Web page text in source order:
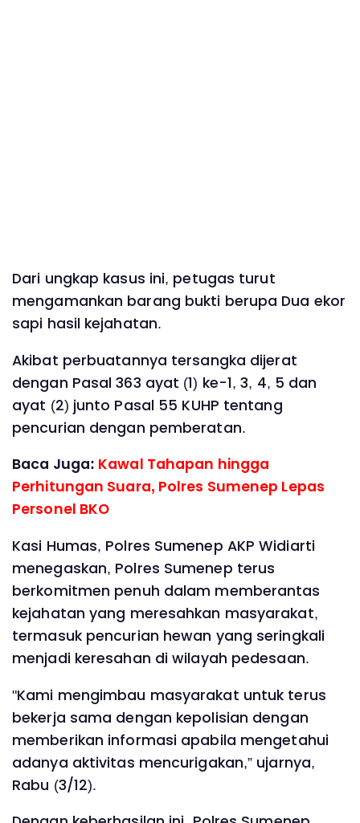
Dari ungkap kasus ini, petugas turut
mengamankan barang bukti berupa Dua ekor
sapi hasil kejahatan.
Akibat perbuatannya tersangka dijerat
dengan Pasal 363 ayat (1) ke-1, 3, 4, 5 dan
ayat (2) junto Pasal 55 KUHP tentang
pencurian dengan pemberatan.
Baca Juga: Kawal Tahapan hingga
Perhitungan Suara, Polres Sumenep Lepas
Personel BKO
Kasi Humas, Polres Sumenep AKP Widiarti
menegaskan, Polres Sumenep terus
berkomitmen penuh dalam memberantas
kejahatan yang meresahkan masyarakat,
termasuk pencurian hewan yang seringkali
menjadi keresahan di wilayah pedesaan.
"Kami mengimbau masyarakat untuk terus
bekerja sama dengan kepolisian dengan
memberikan informasi apabila mengetahui
adanya aktivitas mencurigakan,” ujarnya,
Rabu (3/12).